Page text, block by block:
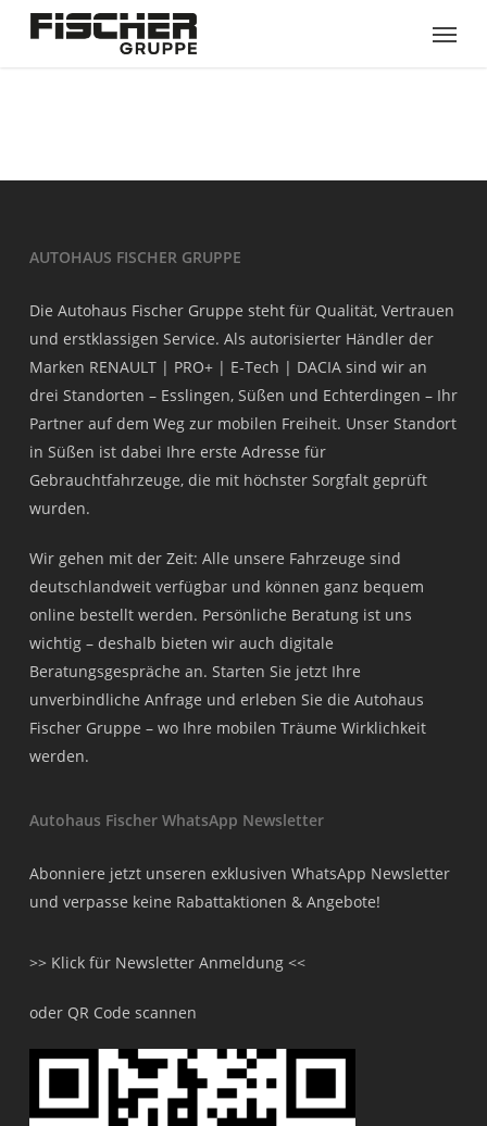
Menu
AUTOHAUS FISCHER GRUPPE
Die Autohaus Fischer Gruppe steht für Qualität, Vertrauen
und erstklassigen Service. Als autorisierter Händler der
Marken RENAULT | PRO+ | E-Tech | DACIA sind wir an
drei Standorten – Esslingen, Süßen und Echterdingen – Ihr
Partner auf dem Weg zur mobilen Freiheit. Unser Standort
in Süßen ist dabei Ihre erste Adresse für
Gebrauchtfahrzeuge, die mit höchster Sorgfalt geprüft
wurden.
Wir gehen mit der Zeit: Alle unsere Fahrzeuge sind
deutschlandweit verfügbar und können ganz bequem
online bestellt werden. Persönliche Beratung ist uns
wichtig – deshalb bieten wir auch digitale
Beratungsgespräche an. Starten Sie jetzt Ihre
unverbindliche Anfrage und erleben Sie die Autohaus
Fischer Gruppe – wo Ihre mobilen Träume Wirklichkeit
werden.
Autohaus Fischer WhatsApp Newsletter
Abonniere jetzt unseren exklusiven WhatsApp Newsletter
und verpasse keine Rabattaktionen & Angebote!
>> Klick für Newsletter Anmeldung <<
oder QR Code scannen